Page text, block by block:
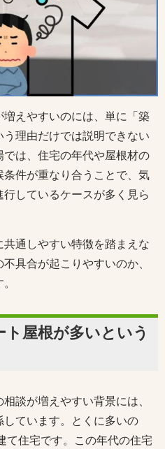
えやすいのには、単に「築
理由だけでは説明できない
は、住宅の年代や屋根材の
件が重なり合うことで、気
しているケースが多く見ら
通しやすい特徴を踏まえな
具合が起こりやすいのか、
屋根が多いという
談が増えやすい背景には、
ています。とくに多いの
て住宅です。この年代の住宅